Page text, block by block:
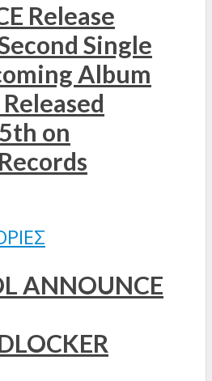
Release
Single
Album
on
ANNOUNCE